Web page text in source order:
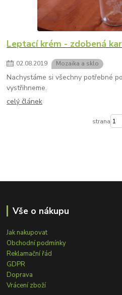
Leptací krém - zdobená
02.08.2019 Mozaika a sklo
Nachystáme si všechny potřebné
vystřihneme.
celý článek
strana
Vše o nákupu
Jak nakupovat
Obchodní podmínky
Reklamační řád
GDPR
Doprava
Vrácení zboží